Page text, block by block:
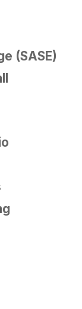
(SASE)